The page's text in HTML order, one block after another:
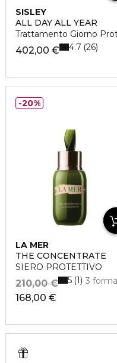
SISLEY
ALL DAY ALL YEAR
Trattamento Giorno
402,00 € 4.7 26
LA MER
THE CONCENTRATE
SIERO PROTETTIVO
168,00 €
210,00 € 3
5 1
20%